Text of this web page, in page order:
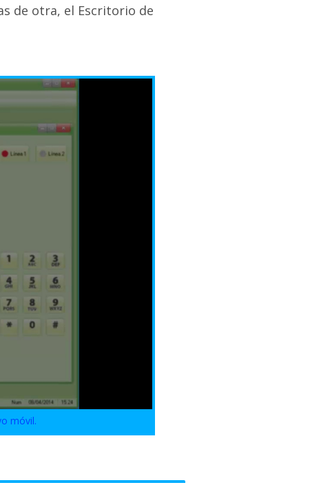
de otra, el Escritorio de
móvil.